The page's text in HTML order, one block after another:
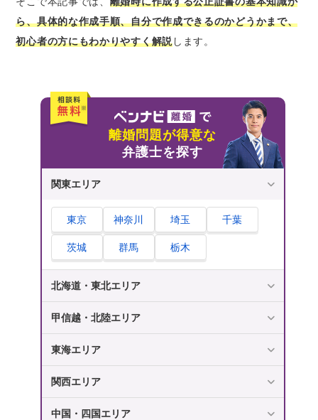
公正証書化する離婚協議書に書けないことの例
公正証書化する際の離婚協議書テンプレート
公正証書化する離婚協議書についてよくある質
離婚協議書の公正証書化にかかる費用は誰が
離婚協議書の公正証書化はどうしても必要？
養育費が義務化されたら離婚協議書の公正証
書化は必要なくなる？
さいごに｜公正証書化する離婚協議書作成につ
いては弁護士に相談を！
ら、具体的な作成手順、自分で作成できるのかどうかまで、
初心者の方にもわかりやすく解説します。
離婚問題が得意な
弁護士を探す
関東エリア
東京 神奈川 埼玉 千葉
茨城 群馬 栃木
北海道・東北エリア
甲信越・北陸エリア
東海エリア
関西エリア
中国・四国エリア